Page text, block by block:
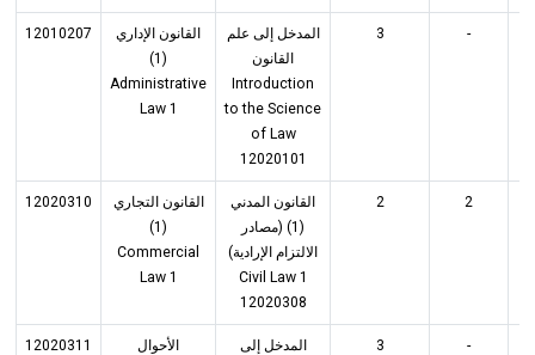
12010207
القانون الإداري
(1)
Administrative
Law 1
المدخل إلى علم
القانون
Introduction
to the Science
of Law
12020101
3 -
12020310
القانون التجاري
(1)
Commercial
Law 1
القانون المدني
(1) (مصادر
الالتزام الإرادية)
Civil Law 1
12020308
2 2
12020311 الأحوال المدخل إلى 3 -